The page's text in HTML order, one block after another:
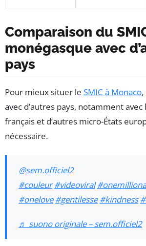
Comparaison du
monégasque avec
pays
Pour mieux situer le SMIC à Monaco
avec d’autres pays, notamment
français et d’autres micro-États
nécessaire.
@sem.officiel2
#couleur #videoviral
#onelove #gentilesse #kindness
♬ suono originale – sem.officiel2